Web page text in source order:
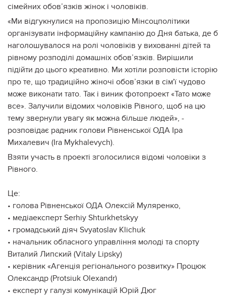
сімейних обов’язків жінок і чоловіків.
«Ми відгукнулися на пропозицію Мінсоцполітики
організувати інформаційну кампанію до Дня батька, де б
наголошувалося на ролі чоловіків у вихованні дітей та
рівному розподілі домашніх обов’язків. Вирішили
підійти до цього креативно. Ми хотіли розповісти історію
про те, що традиційно жіночі обов’язки в сім'ї чудово
може виконати тато. Так і виник фотопроект «Тато може
все». Залучили відомих чоловіків Рівного, щоб на цю
тему звернули увагу як можна більше людей», -
розповідає радник голови Рівненської ОДА Іра
Михалевич (Ira Mykhalevych).
Взяти участь в проекті зголосилися відомі чоловіки з
Рівного.
Це:
• голова Рівненської ОДА Олексій Муляренко,
• медіаексперт Serhiy Shturkhetskyy
• громадський діяч Svyatoslav Klichuk
• начальник обласного управління молоді та спорту
Виталий Липский (Vitaly Lipsky)
• керівник «Агенція регіонального розвитку» Процюк
Олександр (Protsiuk Olexandr)
• експерт у галузі комунікацій Юрій Дюг